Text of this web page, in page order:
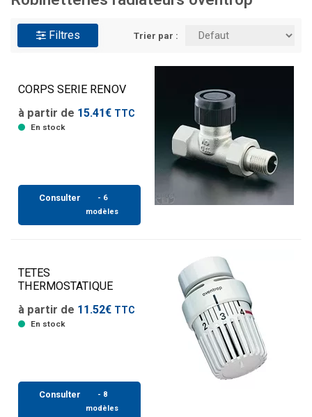
Filtres Trier par :
CORPS SERIE RENOV
à partir de 15.41€ TTC
En stock
Consulter
- 6
modèles
TETES
THERMOSTATIQUE
à partir de 11.52€ TTC
En stock
Consulter
- 8
modèles